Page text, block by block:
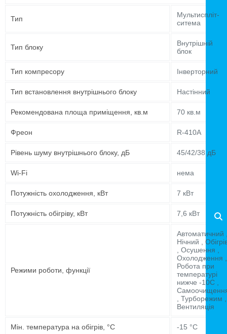
Тип
Мультиспліт-
ситема
Тип блоку
Внутрішній
блок
Тип компресору Інверторний
Тип встановлення внутрішнього блоку Настінний
Рекомендована площа приміщення, кв.м 70 кв.м
Фреон R-410A
Рівень шуму внутрішнього блоку, дБ 45/42/38 дБ
Wi-Fi нема
Потужність охолодження, кВт 7 кВт
Потужність обігріву, кВт 7,6 кВт
Режими роботи, функції
Автоматичний
Нічний ,
, Осушення ,
Охолодження ,
Робота при
температурі
нижче -10C ,
, Турборежим ,
Вентиляція
Мін. температура на обігрів, °C -15 °C